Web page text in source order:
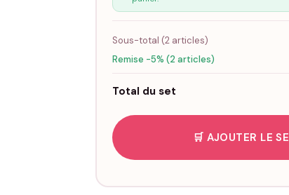
Sous-total (2articles)
Remise -5% (2 articles)
Total du set
🛒 AJOUTER LE